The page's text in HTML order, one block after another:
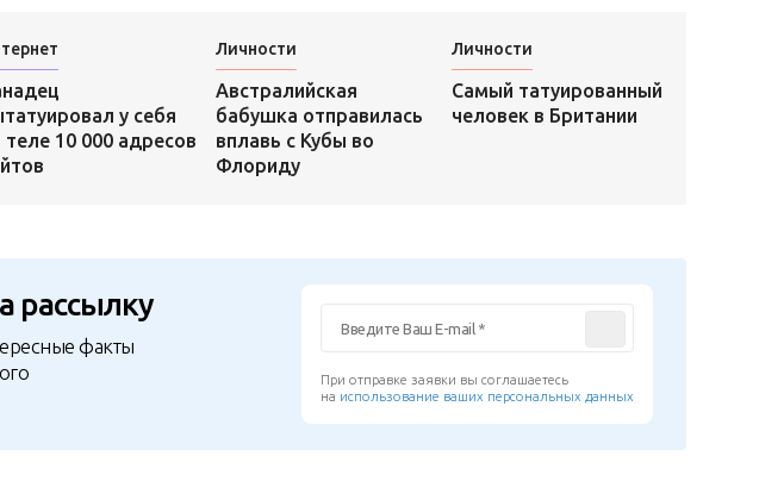
у себя
теле 10 000 адресов
Личности
Австралийская
бабушка отправилась
вплавь с Кубы во
Флориду
Личности
Самый татуированный
человек в Британии
рассылку
факты
При отправке заявки вы соглашаетесь
на использование ваших персональных данных